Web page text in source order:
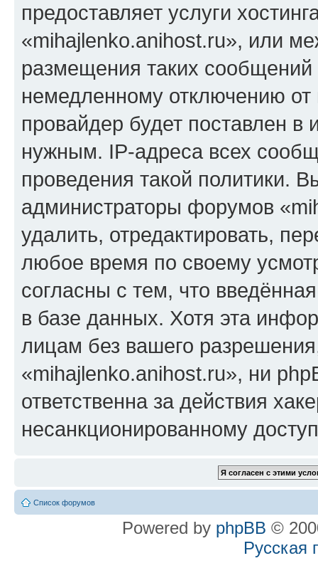
предоставляет услуги
«mihajlenko.anihost.ru», или
размещения таких
немедленному отключению
провайдер будет поставлен в
нужным. IP-адреса всех
проведения такой политики.
администраторы форумов
удалить, отредактировать,
любое время по своему
согласны с тем, что
в базе данных. Хотя эта
лицам без вашего
«mihajlenko.anihost.ru», ни
ответственна за действия
несанкционированному
Список форумов
Powered by phpBB ©
Русская